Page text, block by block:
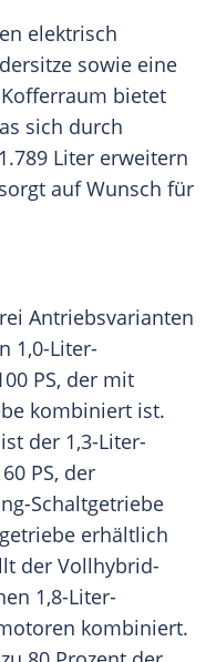
elektrisch
sowie eine
bietet
sich durch
Liter erweitern
auf Wunsch für
Antriebsvarianten
1,0-Liter-
PS, der mit
kombiniert ist.
der 1,3-Liter-
PS, der
Schaltgetriebe
erhältlich
der Vollhybrid-
1,8-Liter-
kombiniert.